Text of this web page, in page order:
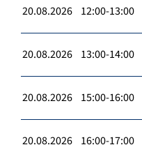
20.08.2026 12:00-13:00
20.08.2026 13:00-14:00
20.08.2026 15:00-16:00
20.08.2026 16:00-17:00